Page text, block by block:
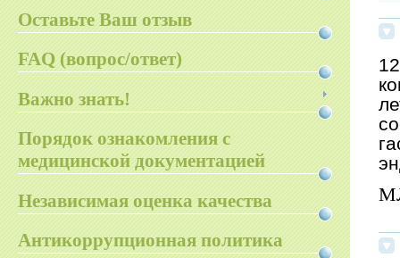
Оставьте Ваш отзыв
FAQ (вопрос/ответ)
Важно знать!
Порядок ознакомления с
медицинской документацией
Независимая оценка качества
Антикоррупционная политика